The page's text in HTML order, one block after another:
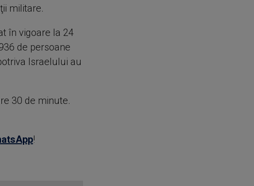
militare.
în vigoare la 24
de persoane
Israelului au
30 de minute.
!